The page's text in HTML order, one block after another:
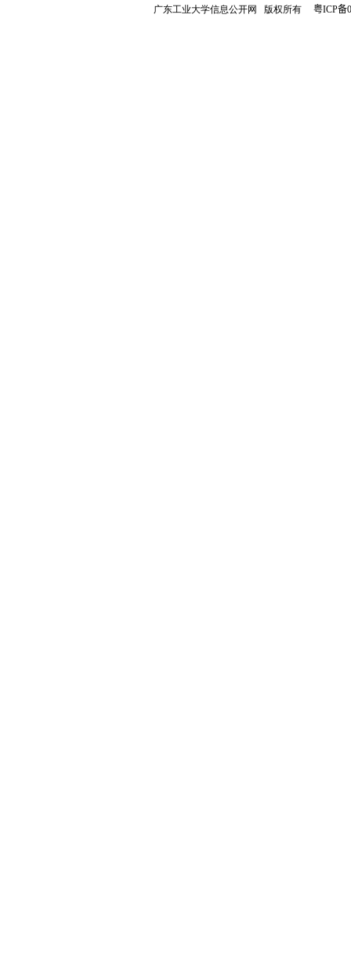
广东工业大学信息公开网 版权所有粤ICP备